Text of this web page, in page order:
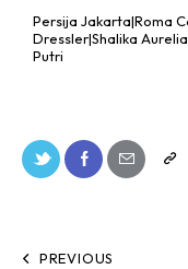
Persija Jakarta|Roma
Dressler|Shalika
Putri
PREVIOUS